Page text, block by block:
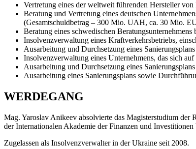
Vertretung eines der weltweit führenden Hersteller
Beratung und Vertretung eines deutschen
(Gesamtschuldbetrag – 300 Mio. UAH, ca. 30 Mio.
Beratung eines schwedischen
Insolvenzverwaltung eines Kraftverkehrsbetriebs,
Ausarbeitung und Durchsetzung eines
Insolvenzverwaltung eines Unternehmens, das sich
Ausarbeitung und Durchsetzung eines
Ausarbeitung eines Sanierungsplans sowie
WERDEGANG
Mag. Yaroslav Anikeev absolvierte das Magisterstudium der
der Internationalen Akademie der Finanzen und
Zugelassen als Insolvenzverwalter in der Ukraine seit 2008.